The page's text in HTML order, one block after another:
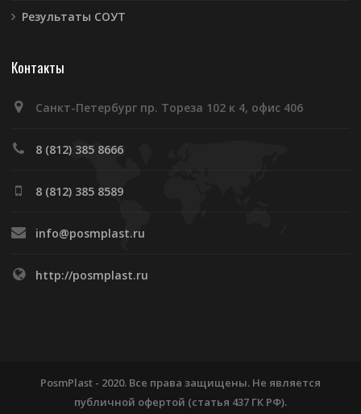
Результаты СОУТ
Контакты
Санкт-Петербург пр. Тореза 102 к 4, офис 406
8 (812) 385 8666
8 (812) 385 8589
info@posmplast.ru
http://posmplast.ru
PosmPlast - 2020. Все права защищены. Не является
публичной офертой (статья 437 ГК РФ).